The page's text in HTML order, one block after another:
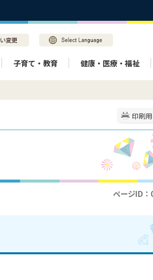
子育て・教育 健康・医療・福祉
印刷
ページID